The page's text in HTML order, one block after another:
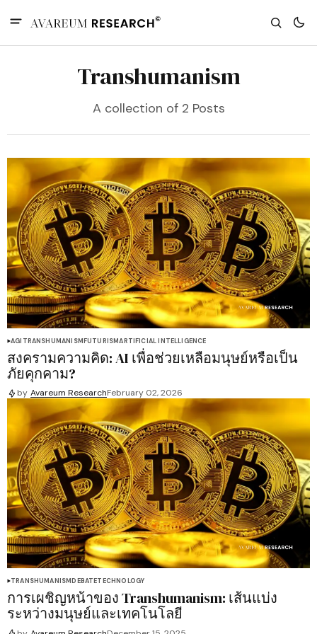
Transhumanism
A collection of 2 Posts
AGI TRANSHUMANISMFUTURISMARTIFICIAL INTELLIGENCE
สงครามความคิด: AI เพื่อช่วยเหลือมนุษย์หรือเป็น
ภัยคุกคาม?
by Avareum ResearchFebruary 02, 2026
TRANSHUMANISMDEBATETECHNOLOGY
การเผชิญหน้าของ Transhumanism: เส้นแบ่ง
ระหว่างมนุษย์และเทคโนโลยี